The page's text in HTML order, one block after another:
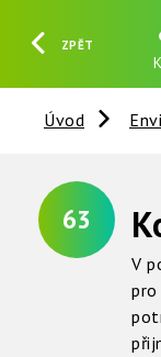
ZPĚT
HLEDAT
Úvod
63
V